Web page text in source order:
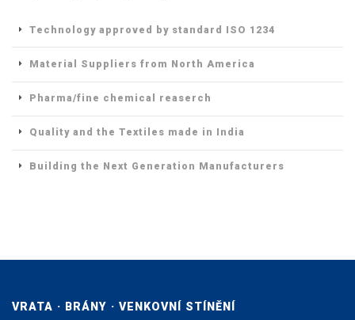
Technology approved by standard ISO 1234
Material Suppliers from North America
Pharma/fine chemical reaserch
Quality and the Textiles made in India
Building the Next Generation Manufacturers
VRATA · BRÁNY · VENKOVNÍ STÍNĚNÍ